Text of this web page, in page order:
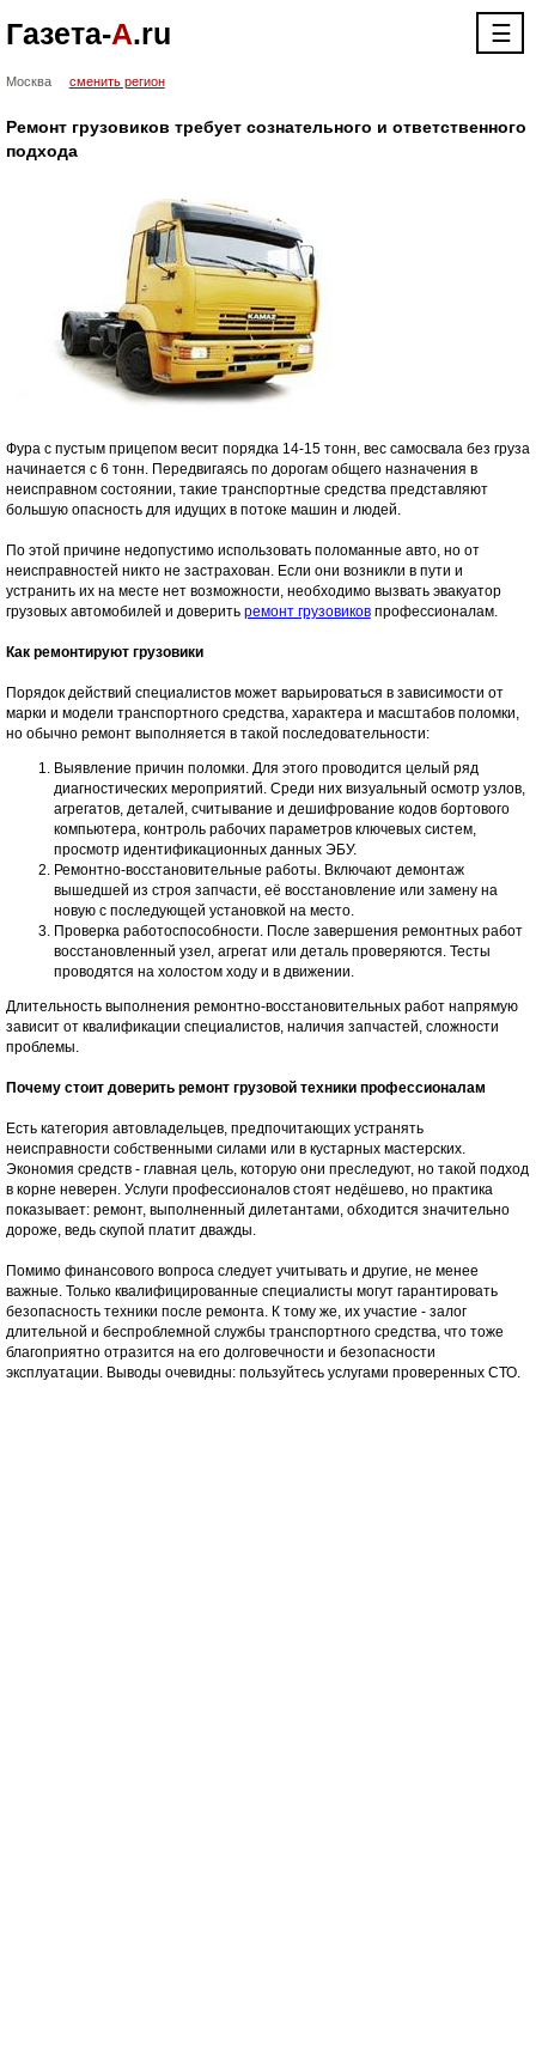
Газета-А.ru ☰
Москва сменить регион
Ремонт грузовиков требует сознательного и ответственного
подхода
Фура с пустым прицепом весит порядка 14-15 тонн, вес самосвала без груза
начинается с 6 тонн. Передвигаясь по дорогам общего назначения в
неисправном состоянии, такие транспортные средства представляют
большую опасность для идущих в потоке машин и людей.
По этой причине недопустимо использовать поломанные авто, но от
неисправностей никто не застрахован. Если они возникли в пути и
устранить их на месте нет возможности, необходимо вызвать эвакуатор
грузовых автомобилей и доверить ремонт грузовиковпрофессионалам.
Как ремонтируют грузовики
Порядок действий специалистов может варьироваться в зависимости от
марки и модели транспортного средства, характера и масштабов поломки,
но обычно ремонт выполняется в такой последовательности:
Выявление причин поломки. Для этого проводится целый ряд
диагностических мероприятий. Среди них визуальный осмотр узлов,
агрегатов, деталей, считывание и дешифрование кодов бортового
компьютера, контроль рабочих параметров ключевых систем,
просмотр идентификационных данных ЭБУ.
Ремонтно-восстановительные работы. Включают демонтаж
вышедшей из строя запчасти, её восстановление или замену на
новую с последующей установкой на место.
Проверка работоспособности. После завершения ремонтных работ
восстановленный узел, агрегат или деталь проверяются. Тесты
проводятся на холостом ходу и в движении.
Длительность выполнения ремонтно-восстановительных работ напрямую
зависит от квалификации специалистов, наличия запчастей, сложности
проблемы.
Почему стоит доверить ремонт грузовой техники профессионалам
Есть категория автовладельцев, предпочитающих устранять
неисправности собственными силами или в кустарных мастерских.
Экономия средств - главная цель, которую они преследуют, но такой подход
в корне неверен. Услуги профессионалов стоят недёшево, но практика
показывает: ремонт, выполненный дилетантами, обходится значительно
дороже, ведь скупой платит дважды.
Помимо финансового вопроса следует учитывать и другие, не менее
важные. Только квалифицированные специалисты могут гарантировать
безопасность техники после ремонта. К тому же, их участие - залог
длительной и беспроблемной службы транспортного средства, что тоже
благоприятно отразится на его долговечности и безопасности
эксплуатации. Выводы очевидны: пользуйтесь услугами проверенных СТО.